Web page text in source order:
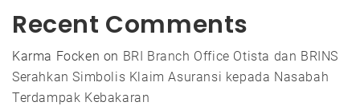
Recent Comments
Karma Focken on BRI Branch Office Otista dan BRINS
Serahkan Simbolis Klaim Asuransi kepada Nasabah
Terdampak Kebakaran